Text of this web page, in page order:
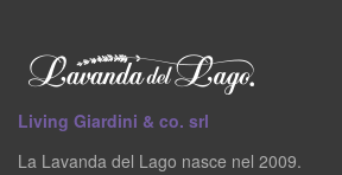
Living Giardini & co. srl
La Lavanda del Lago nasce nel 2009.